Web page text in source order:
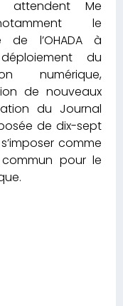
attendent Me
le
de l’OHADA à
du
numérique,
de nouveaux
du Journal
de dix-sept
comme
pour le